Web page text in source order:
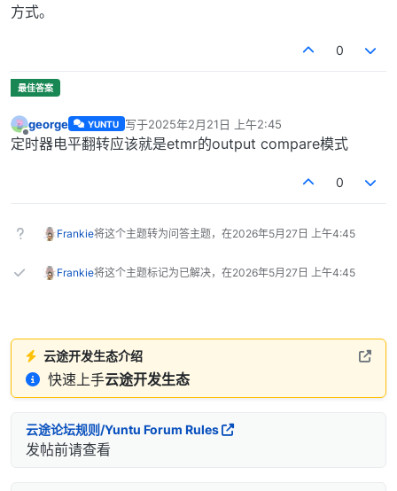
方式。
0
离线
george YUNTU 写于2025年2月21日 上午2:45
最后由 编辑
定时器电平翻转应该就是etmr的output compare模式
0
Frankie将这个主题转为问答主题，在2026年5月27日 上午4:45
Frankie将这个主题标记为已解决，在2026年5月27日 上午4:45
云途开发生态介绍
快速上手云途开发生态
云途论坛规则/Yuntu Forum Rules
发帖前请查看